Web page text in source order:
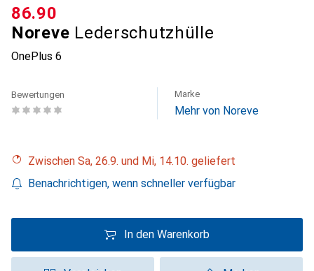
Noreve Lederschutzhülle
OnePlus 6
CHF
86.90
Bewertungen Marke
Mehr von Noreve
Zwischen Sa, 26.9. und Mi, 14.10. geliefert
Benachrichtigen, wenn schneller verfügbar
In den Warenkorb